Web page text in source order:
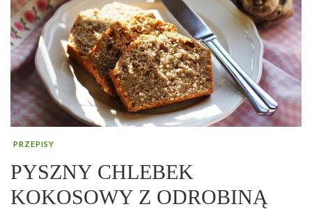
PRZEPISY
PYSZNY CHLEBEK
KOKOSOWY Z ODROBINĄ